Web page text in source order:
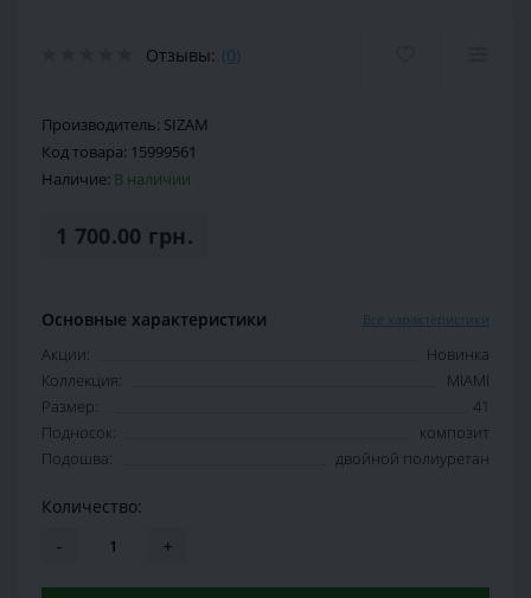
Отзывы: (0)
Производитель: SIZAM
Код товара: 15999561
Наличие: В наличии
1 700.00 грн.
Основные характеристики Все характеристики
Акции:
Новинка
Коллекция:
MIAMI
Размер:
41
Подносок:
композит
Подошва:
двойной полиуретан
Количество:
- +